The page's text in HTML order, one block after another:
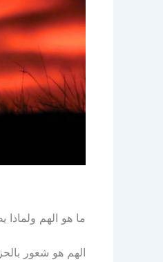
ما هو الهم ولماذا
الهم هو شعور